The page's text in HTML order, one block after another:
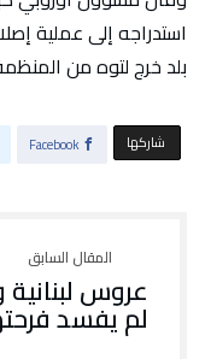
استدراجه إلى عملية
بلد خرج لتوه من
‫‫ شاركها‬ Facebook
عروس لبنانية
لم يفسد